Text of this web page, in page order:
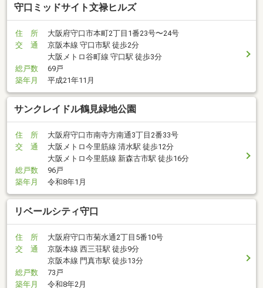
守口ミッドサイト文禄ヒルズ
住 所
大阪府守口市本町2丁目1番23号〜24号
交 通
京阪本線 守口市駅 徒歩2分
大阪メトロ谷町線 守口駅 徒歩3分
総戸数
69戸
築年月
平成21年11月
サンクレイドル鶴見緑地公園
住 所
大阪府守口市南寺方南通3丁目2番33号
交 通
大阪メトロ今里筋線 清水駅 徒歩12分
大阪メトロ今里筋線 新森古市駅 徒歩16分
総戸数
96戸
築年月
令和8年1月
リベールシティ守口
住 所
大阪府守口市菊水通2丁目5番10号
交 通
京阪本線 西三荘駅 徒歩9分
京阪本線 門真市駅 徒歩13分
総戸数
73戸
築年月
令和8年2月